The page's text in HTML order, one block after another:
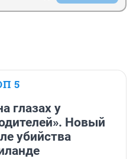
5
глазах у
Новый
убийства